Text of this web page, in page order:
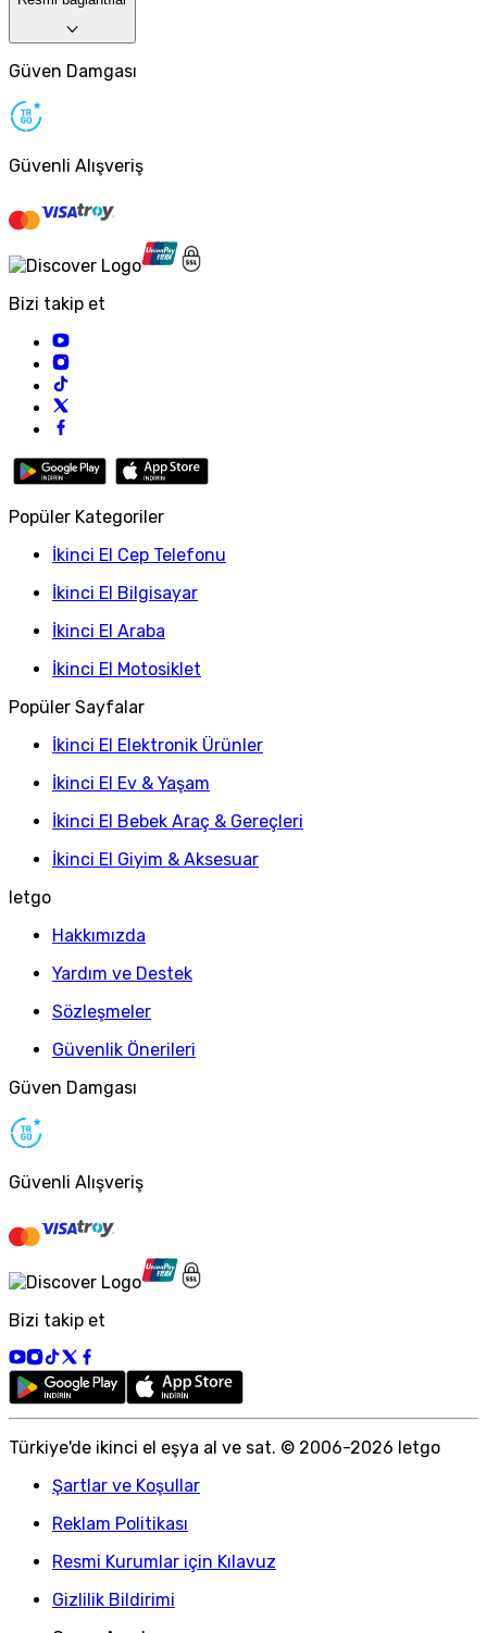
Güven Damgası
Güvenli Alışveriş
Bizi takip et
Popüler Kategoriler
İkinci El Cep Telefonu
İkinci El Bilgisayar
İkinci El Araba
İkinci El Motosiklet
Popüler Sayfalar
İkinci El Elektronik Ürünler
İkinci El Ev & Yaşam
İkinci El Bebek Araç & Gereçleri
İkinci El Giyim & Aksesuar
letgo
Hakkımızda
Yardım ve Destek
Sözleşmeler
Güvenlik Önerileri
Güven Damgası
Güvenli Alışveriş
Bizi takip et
Türkiye'de ikinci el eşya al ve sat. © 2006-2026 letgo
Şartlar ve Koşullar
Reklam Politikası
Resmi Kurumlar için Kılavuz
Gizlilik Bildirimi